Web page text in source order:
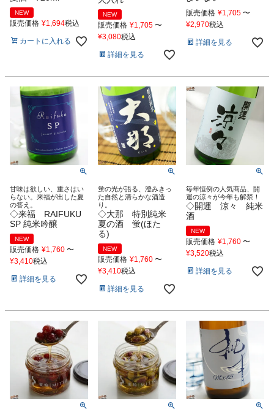
NEW
販売価格 ¥1,694税込
カートに入れる
NEW
販売価格 ¥1,705 〜
¥3,080税込
詳細を見る
販売価格 ¥1,705 〜
¥2,970税込
詳細を見る
甘味は欲しい、重さはい
らない。来福が出した夏
の答え。
◇来福 RAIFUKU
SP 純米吟醸
NEW
販売価格 ¥1,760 〜
¥3,410税込
詳細を見る
蛍の光が語る、澄みきっ
た自然と清らかな酒造
り。
◇大那 特別純米
夏の酒 蛍(ほた
る)
NEW
販売価格 ¥1,760 〜
¥3,410税込
詳細を見る
毎年恒例の人気商品、開
運の涼々が今年も解禁！
◇開運 涼々 純米
酒
NEW
販売価格 ¥1,760 〜
¥3,520税込
詳細を見る